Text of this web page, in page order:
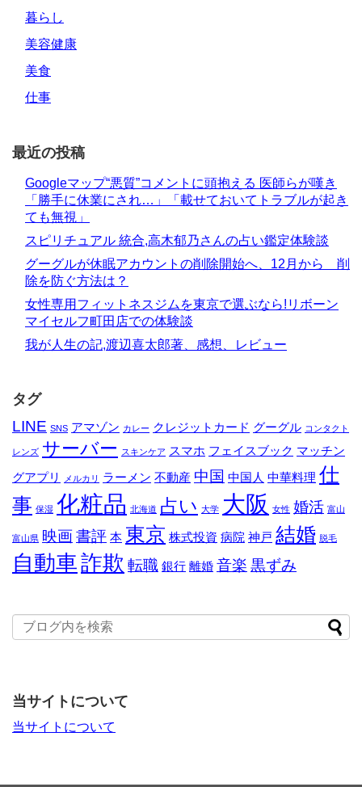
暮らし
美容健康
美食
仕事
最近の投稿
Googleマップ“悪質”コメントに頭抱える 医師らが嘆き
「勝手に休業にされ…」「載せておいてトラブルが起き
ても無視」
スピリチュアル 統合,高木郁乃さんの占い鑑定体験談
グーグルが休眠アカウントの削除開始へ、12月から 削
除を防ぐ方法は？
女性専用フィットネスジムを東京で選ぶなら!リボーン
マイセルフ町田店での体験談
我が人生の記,渡辺喜太郎著、感想、レビュー
タグ
LINE SNS アマゾン カレー クレジットカード グーグル コンタクト
レンズ サーバー スキンケア スマホ フェイスブック マッチン
グアプリ
メルカリ ラーメン 不動産 中国 中国人 中華料理 仕
事 保湿 化粧品 北海道 占い 大学 大阪 女性 婚活 富山
富山県 映画書評 本 東京 株式投資 病院 神戸 結婚 脱毛
自動車詐欺 転職 銀行 離婚 音楽 黒ずみ
当サイトについて
当サイトについて